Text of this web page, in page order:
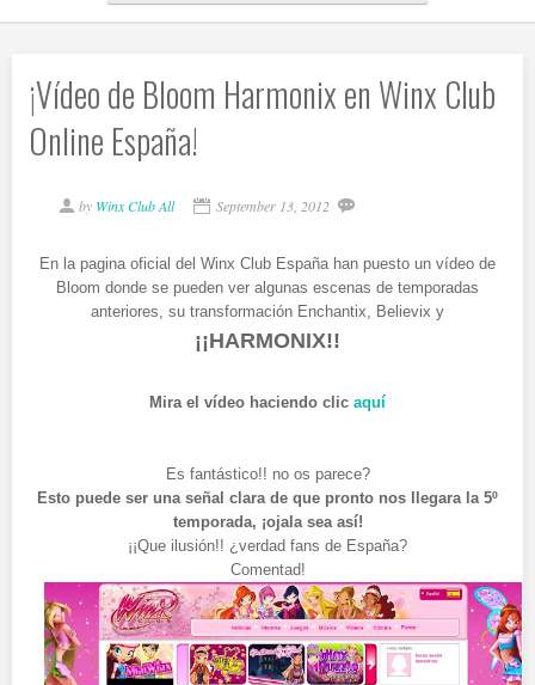
¡Vídeo de Bloom Harmonix en Winx Club
Online España!
by Winx Club All September 13, 2012
En la pagina oficial del Winx Club España han puesto un vídeo de
Bloom donde se pueden ver algunas escenas de temporadas
anteriores, su transformación Enchantix, Believix y
¡¡HARMONIX!!
Mira el vídeo haciendo clic aquí
Es fantástico!! no os parece?
Esto puede ser una señal clara de que pronto nos llegara la 5º
temporada, ¡ojala sea así!
¡¡Que ilusión!! ¿verdad fans de España?
Comentad!